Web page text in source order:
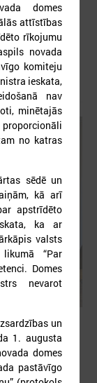
ministrijas un
gada 5. augustā
plašu un
Latvijā
domes
attīstības
rīkojumu
novada
komiteju
ieskata,
nav
minētajās
no katras
sēdē un
kā arī
apstrīdēto
ka ar
valsts
“Par
Domes
nevarot
un
1. augusta
domes
pastāvīgo